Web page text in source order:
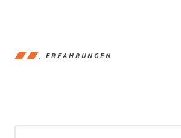
ERFAHRUNGEN